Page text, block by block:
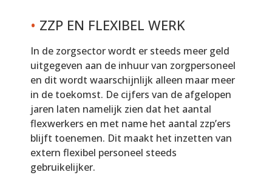
• ZZP EN FLEXIBEL WERK
In de zorgsector wordt er steeds meer geld
uitgegeven aan de inhuur van zorgpersoneel
en dit wordt waarschijnlijk alleen maar meer
in de toekomst. De cijfers van de afgelopen
jaren laten namelijk zien dat het aantal
flexwerkers en met name het aantal zzp’ers
blijft toenemen. Dit maakt het inzetten van
extern flexibel personeel steeds
gebruikelijker.